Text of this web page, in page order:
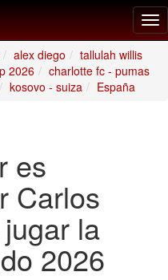
alex diego
tallulah willis
2026
charlotte fc - pumas
kosovo - suiza España
es
Carlos
la
2026